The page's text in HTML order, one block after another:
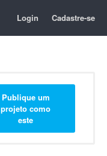
Login Cadastre-se
Publique um
projeto como
este